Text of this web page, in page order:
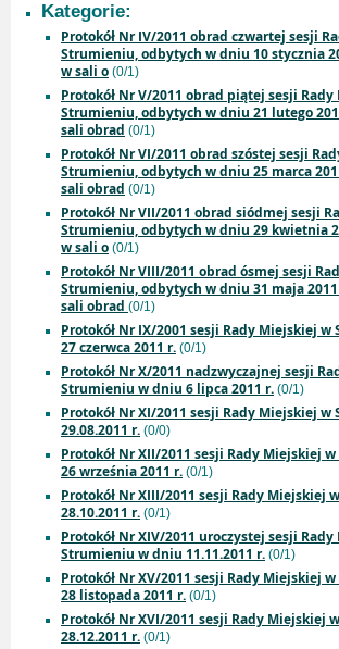
Kategorie:
Protokół Nr IV/2011 obrad czwartej sesji
Strumieniu, odbytych w dniu 10 stycznia
w sali o (0/1)
Protokół Nr V/2011 obrad piątej sesji
Strumieniu, odbytych w dniu 21 lutego
sali obrad (0/1)
Protokół Nr VI/2011 obrad szóstej sesji
Strumieniu, odbytych w dniu 25 marca
sali obrad (0/1)
Protokół Nr VII/2011 obrad siódmej sesji
Strumieniu, odbytych w dniu 29 kwietnia
w sali o (0/1)
Protokół Nr VIII/2011 obrad ósmej sesji
Strumieniu, odbytych w dniu 31 maja 2011
sali obrad (0/1)
Protokół Nr IX/2001 sesji Rady Miejskiej
27 czerwca 2011 r. (0/1)
Protokół Nr X/2011 nadzwyczajnej sesji
Strumieniu w dniu 6 lipca 2011 r. (0/1)
Protokół Nr XI/2011 sesji Rady Miejskiej
29.08.2011 r. (0/0)
Protokół Nr XII/2011 sesji Rady Miejskiej
26 września 2011 r. (0/1)
Protokół Nr XIII/2011 sesji Rady Miejskiej
28.10.2011 r. (0/1)
Protokół Nr XIV/2011 uroczystej sesji
Strumieniu w dniu 11.11.2011 r. (0/1)
Protokół Nr XV/2011 sesji Rady Miejskiej
28 listopada 2011 r. (0/1)
Protokół Nr XVI/2011 sesji Rady Miejskiej
28.12.2011 r. (0/1)